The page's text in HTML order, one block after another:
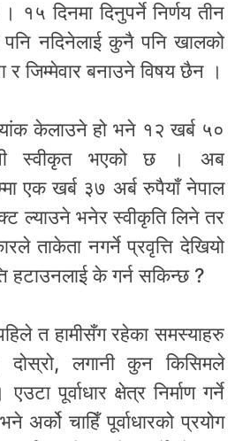
१५ दिनमा दिनुपर्ने निर्णय तीन
पनि नदिनेलाई कुनै पनि खालको
र जिम्मेवार बनाउने विषय छैन ।
केलाउने हो भने १२ खर्ब ५०
स्वीकृत भएको छ । अब
एक खर्ब ३७ अर्ब रुपैयाँ नेपाल
ल्याउने भनेर स्वीकृति लिने तर
ताकेता नगर्ने प्रवृत्ति देखियो
हटाउनलाई के गर्न सकिन्छ ?
त हामीसँग रहेका समस्याहरु
लगानी कुन किसिमले
पूर्वाधार क्षेत्र निर्माण गर्ने
अर्को चाहिँ पूर्वाधारको प्रयोग